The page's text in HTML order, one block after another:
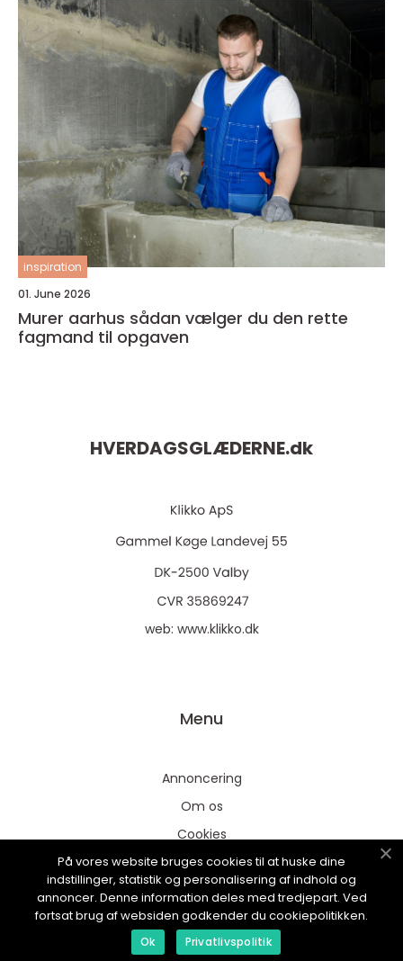
inspiration
01. June 2026
Murer aarhus sådan vælger du den rette
fagmand til opgaven
HVERDAGSGLÆDERNE.dk
web: www.klikko.dk
Menu
Annoncering
Om os
Cookies
Kontakt os
Sitemap
På vores website bruges cookies til at huske dine
indstillinger, statistik og personalisering af indhold og
annoncer. Denne information deles med tredjepart. Ved
fortsat brug af websiden godkender du cookiepolitikken.
Ok Privatlivspolitik